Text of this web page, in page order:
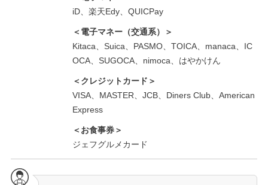
iD、楽天Edy、QUICPay
＜電子マネー（交通系）＞
Kitaca、Suica、PASMO、TOICA、manaca、IC
OCA、SUGOCA、nimoca、はやかけん
＜クレジットカード＞
VISA、MASTER、JCB、Diners Club、American
Express
＜お食事券＞
ジェフグルメカード